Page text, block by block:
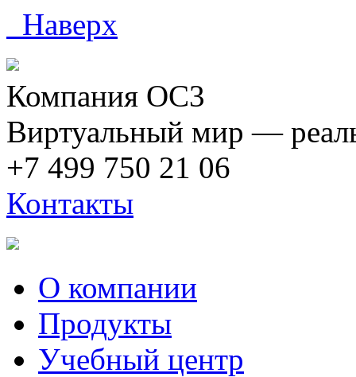
Наверх
Компания ОС3
Виртуальный мир —
+7 499 750 21 06
Контакты
О компании
Продукты
Учебный центр